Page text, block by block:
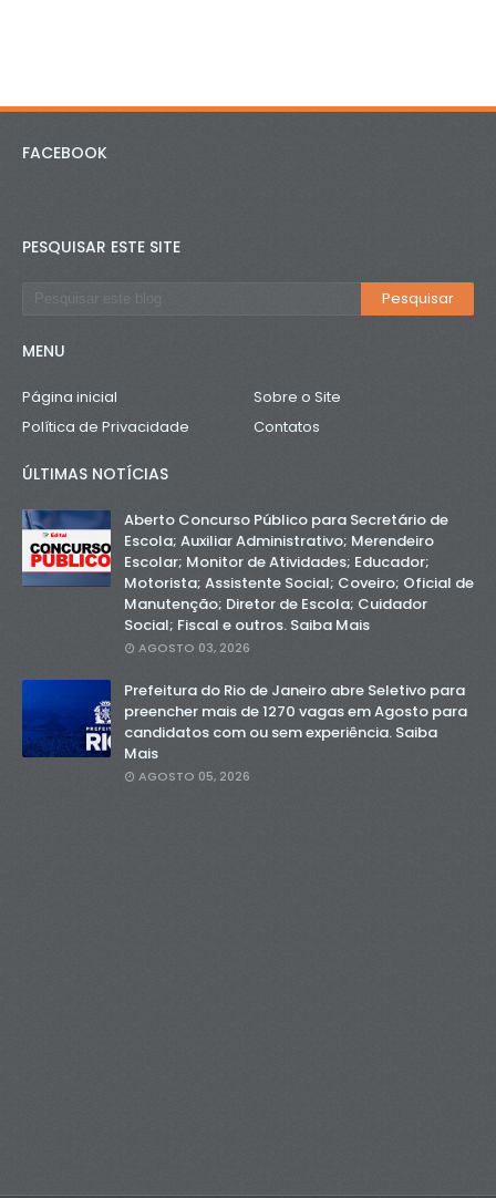
FACEBOOK
PESQUISAR ESTE SITE
MENU
Página inicial
Sobre o Site
Política de Privacidade
Contatos
ÚLTIMAS NOTÍCIAS
Aberto Concurso Público para Secretário de
Escola; Auxiliar Administrativo; Merendeiro
Escolar; Monitor de Atividades; Educador;
Motorista; Assistente Social; Coveiro; Oficial de
Manutenção; Diretor de Escola; Cuidador
Social; Fiscal e outros. Saiba Mais
AGOSTO 03, 2026
Prefeitura do Rio de Janeiro abre Seletivo para
preencher mais de 1270 vagas em Agosto para
candidatos com ou sem experiência. Saiba
Mais
AGOSTO 05, 2026